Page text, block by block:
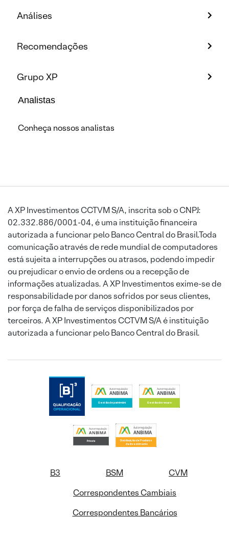
Análises
Recomendações
Grupo XP
Analistas
Conheça nossos analistas
A XP Investimentos CCTVM S/A, inscrita sob o CNPJ:
02.332.886/0001-04, é uma instituição financeira
autorizada a funcionar pelo Banco Central do Brasil.Toda
comunicação através de rede mundial de computadores
está sujeita a interrupções ou atrasos, podendo impedir
ou prejudicar o envio de ordens ou a recepção de
informações atualizadas. A XP Investimentos exime-se de
responsabilidade por danos sofridos por seus clientes,
por força de falha de serviços disponibilizados por
terceiros. A XP Investimentos CCTVM S/A é instituição
autorizada a funcionar pelo Banco Central do Brasil.
B3 BSM
CVM
Correspondentes Cambiais
Correspondentes Bancários